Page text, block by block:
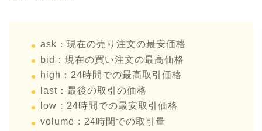
ask：現在の売り注文の最安価格
bid：現在の買い注文の最高価格
high：24時間での最高取引価格
last：最後の取引の価格
low：24時間での最安取引価格
volume：24時間での取引量